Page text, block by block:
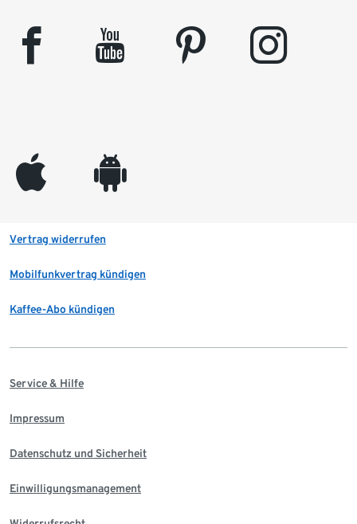
facebook youtube pinterest instagram
appleinc android
Vertrag widerrufen
Mobilfunkvertrag kündigen
Kaffee-Abo kündigen
Service & Hilfe
Impressum
Datenschutz und Sicherheit
Einwilligungsmanagement